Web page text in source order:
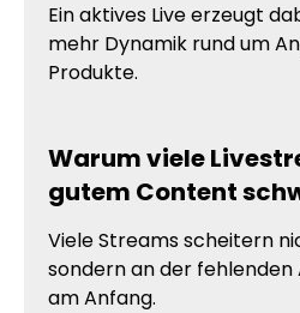
Ein aktives Live erzeugt
mehr Dynamik rund um
Produkte.
Warum viele
gutem Content
Viele Streams scheitern
sondern an der
am Anfang.